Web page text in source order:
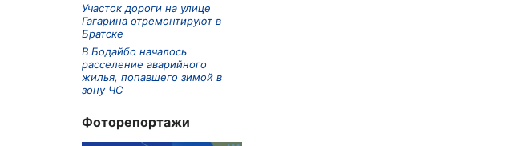
Участок дороги на улице
Гагарина отремонтируют в
Братске
В Бодайбо началось
расселение аварийного
жилья, попавшего зимой в
зону ЧС
Фоторепортажи